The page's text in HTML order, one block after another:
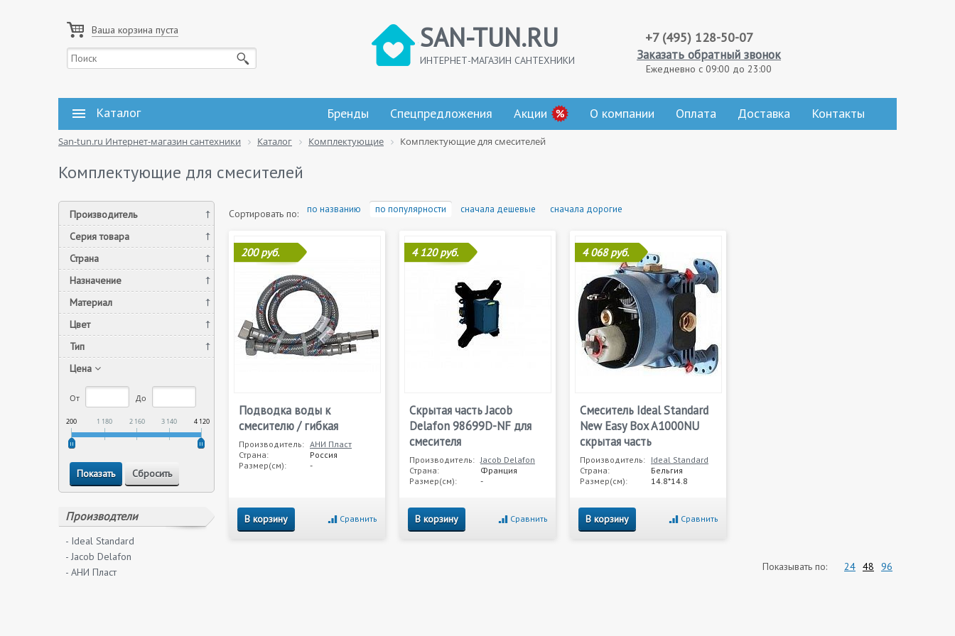
Ваша корзина пуста SAN-TUN.RU
ИНТЕРНЕТ-МАГАЗИН САНТЕХНИКИ
+7 (495) 128-50-07
Заказать обратный звонок
Ежедневно с 09:00 до 23:00
Каталог Бренды Спецпредложения Акции О компании Оплата Доставка Контакты
San-tun.ru Интернет-магазин сантехники Каталог Комплектующие Комплектующие для смесителей
Комплектующие для смесителей
Производитель
Серия товара
Страна
Назначение
Материал
Цвет
Тип
Цена
От До
200 1 180 2 160 3 140 4 120
Производтели
- Ideal Standard
- Jacob Delafon
- АНИ Пласт
Сортировать по: по названию по популярности сначала дешевые сначала дорогие
200 руб.
Подводка воды к
смесителю / гибкая
Производитель: АНИ Пласт
Страна:
Россия
Размер(см):
-
В корзину Сравнить
4 120 руб.
Скрытая часть Jacob
Delafon 98699D-NF для
смесителя
Производитель: Jacob Delafon
Страна:
Франция
Размер(см):
-
В корзину Сравнить
4 068 руб.
Смеситель Ideal Standard
New Easy Box A1000NU
скрытая часть
Производитель: Ideal Standard
Страна:
Бельгия
Размер(см):
14.8*14.8
В корзину Сравнить
Показывать по: 24 48 96